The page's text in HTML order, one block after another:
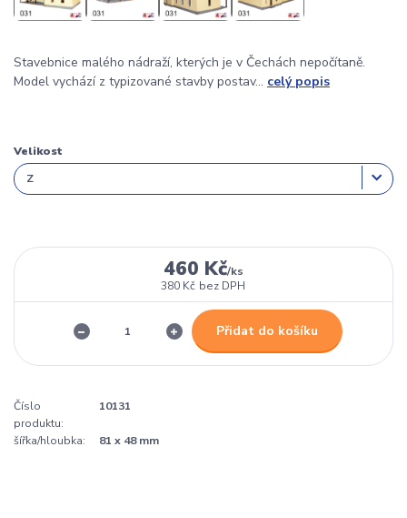
Stavebnice malého nádraží, kterých je v Čechách nepočítaně.
Model vychází z typizované stavby postav... celý popis
Velikost
460 Kč/ks
380 Kč bez DPH
Přidat do košíku
Číslo
produktu:
10131
šířka/hloubka: 81 x 48 mm